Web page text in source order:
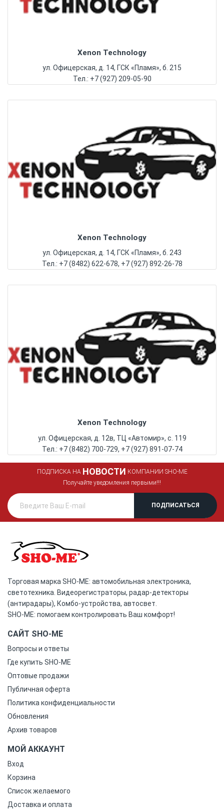
Xenon Technology
ул. Офицерская, д. 14, ГСК «Пламя», б. 215
Тел.: +7 (927) 209-05-90
Xenon Technology
ул. Офицерская, д. 14, ГСК «Пламя», б. 243
Тел.: +7 (8482) 622-678, +7 (927) 892-26-78
Xenon Technology
ул. Офицерская, д. 12в, ТЦ «Автомир», с. 119
Тел.: +7 (8482) 700-729, +7 (927) 891-07-74
ПОДПИСКА НА НОВОСТИ КОМПАНИИ SHO-ME
Получайте уведомления первыми!!!
Торговая марка SHO-ME: автомобильная электроника,
светотехника. Видеорегистраторы, радар-детекторы
(антирадары), Комбо-устройства, автосвет.
SHO-ME: помогаем контролировать Ваш комфорт!
САЙТ SHO-ME
Вопросы и ответы
Где купить SHO-ME
Оптовые продажи
Публичная оферта
Политика конфиденциальности
Обновления
Архив товаров
МОЙ АККАУНТ
Вход
Корзина
Список желаемого
Доставка и оплата